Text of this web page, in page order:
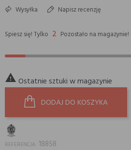
Wysyłka Napisz recenzję
Spiesz się! Tylko 2 Pozostało na magazynie!
 Ostatnie sztuki w magazynie
DODAJ DO KOSZYKA
REFERENCJA: 18858